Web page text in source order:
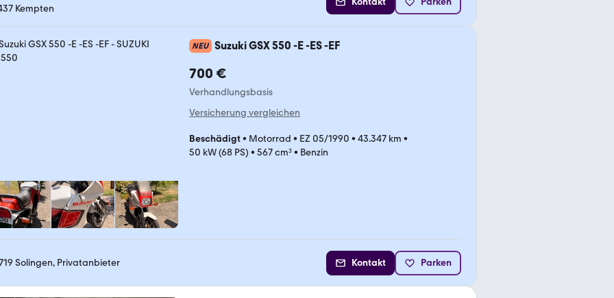
Kempten
NEU Suzuki GSX 550 -E -ES -EF
700 €
Verhandlungsbasis
Versicherung vergleichen
Beschädigt• Motorrad • EZ 05/1990 • 43.347 km •
50 kW (68 PS) • 567 cm³• Benzin
Solingen, Privatanbieter Kontakt Parken